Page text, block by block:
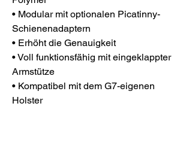
• Modular mit optionalen Picatinny-
Schienenadaptern
• Erhöht die Genauigkeit
• Voll funktionsfähig mit eingeklappter
Armstütze
• Kompatibel mit dem G7-eigenen
Holster